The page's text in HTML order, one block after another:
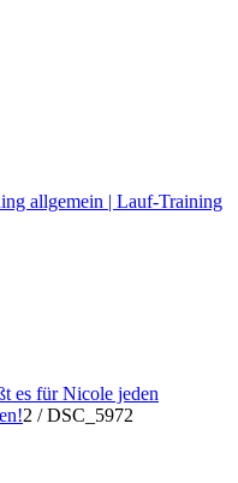
allgemein | Lauf-Training
es für Nicole jeden
2 / DSC_5972